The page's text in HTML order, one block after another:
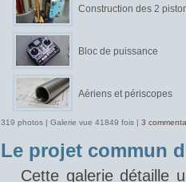
Construction des 2
Bloc de puissance
Aériens et périscopes
319 photos | Galerie vue 41849 fois | 3
Le projet commun
Cette galerie détaille